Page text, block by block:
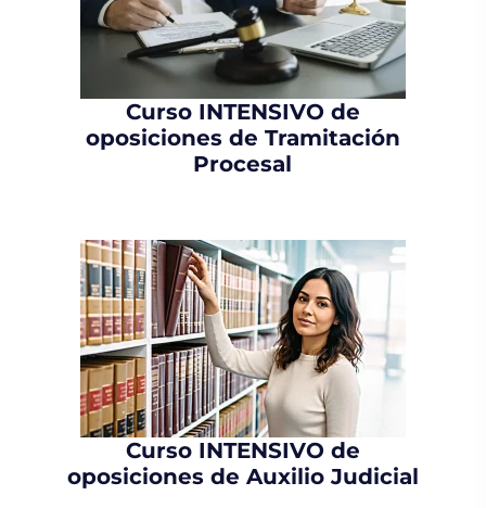
Curso INTENSIVO de
oposiciones de Tramitación
Procesal
Curso INTENSIVO de
oposiciones de Auxilio Judicial